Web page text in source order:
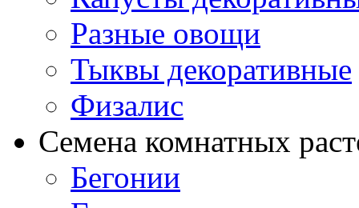
Разные овощи
Тыквы декоративные
Физалис
Семена комнатных
Бегонии